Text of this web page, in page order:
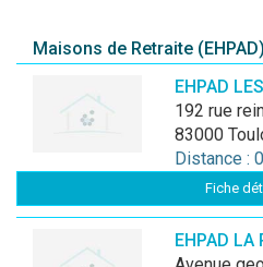
Maisons de Retraite
EHPAD
192 rue
83000
Distance :
Fiche
EHPAD LA